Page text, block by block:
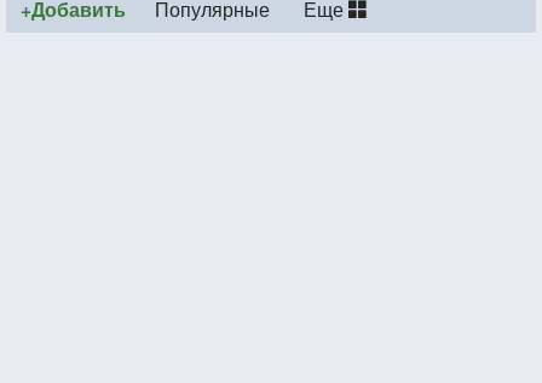
+Добавить Популярные Еще